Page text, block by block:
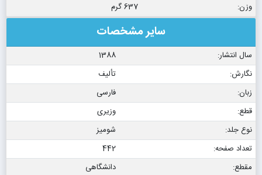
وزن:
637 گرم
سایر مشخصات
سال انتشار:
1388
نگارش:
تألیف
زبان:
فارسی
قطع:
وزیری
نوع جلد:
شومیز
تعداد صفحه:
442
مقطع:
دانشگاهی